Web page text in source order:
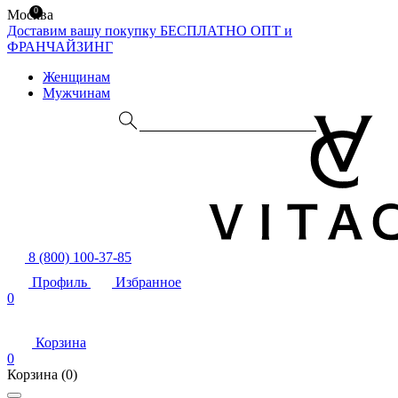
Москва
Доставим вашу покупку БЕСПЛАТНО ОПТ и
ФРАНЧАЙЗИНГ
Женщинам
Мужчинам
8 (800) 100-37-85
Профиль
Избранное
0
Корзина
0
Корзина (0)
0